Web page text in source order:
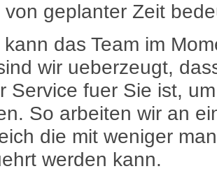
von geplanter Zeit
das Team im
wir ueberzeugt,
Service fuer Sie ist,
So arbeiten wir an
die mit weniger
werden kann.